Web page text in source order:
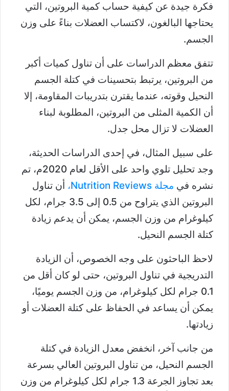
فكرة جيدة عن كيفية حساب كمية البروتين، التي
يحتاجها البالغون، لاكتساب العضلات بناءً على وزن
الجسم.
تتفق معظم الدراسات على أن تناول كميات أكبر
من البروتين، يرتبط بتحسينات في كتلة الجسم
النحيل وقوته، عندما يقترن بتدريبات المقاومة، إلا
أن الكمية المثلى من البروتين، المطلوبة لبناء
العضلات لا تزال محل جدل.
على سبيل المثال، في إحدى الدراسات الحديثة،
وجد تحليل تلوي واحد على الأقل لعام 2020م، تم
نشره في مجلة Nutrition Reviews،
أن تناول
البروتين الذي يتراوح من 0.5 إلى 3.5 جرام، لكل
كيلوغرام من وزن الجسم، يمكن أن يدعم زيادة
كتلة الجسم النحيل.
لاحظ الباحثون على وجه الخصوص، أن الزيادة
التدريجية في تناول البروتين، حتى لو كان أقل من
0.1 جرام لكل كيلوغرام، من وزن الجسم يوميًا،
يمكن أن يساعد في الحفاظ على كتلة العضلات أو
زيادتها.
من جانب آخر، انخفض معدل الزيادة في كتلة
الجسم النحيل، من تناول البروتين العالي بسرعة
بعد تجاوز الجرعة 1.3 جرام لكل كيلوغرام من وزن